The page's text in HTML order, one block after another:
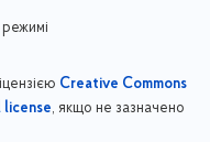
Creative Commons
, якщо не зазначено